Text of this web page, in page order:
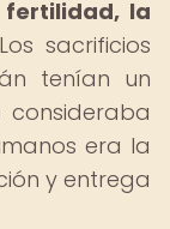
fertilidad, la
Los sacrificios
tenían un
consideraba
era la
y entrega